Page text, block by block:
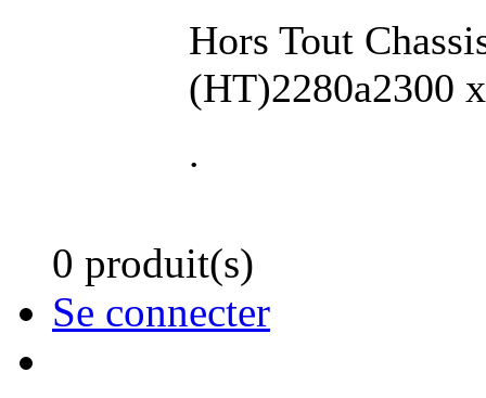
Hors Tout
(HT)2280a2300
.
0 produit(s)
Se connecter